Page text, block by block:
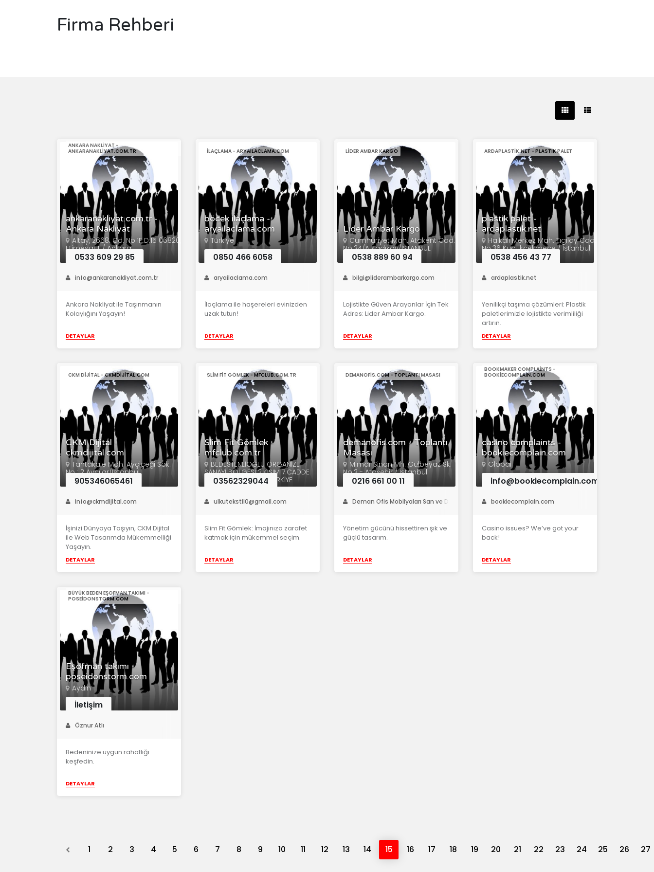
Firma Rehberi
ankaranakliyat.com.tr -
Ankara Nakliyat
ANKARA NAKLIYAT -
ANKARANAKLIYAT.COM.TR
Altay, 2668. Cd. No:1F D:15 06820,
Etimesgut / Ankara
0533 609 29 85
info@ankaranakliyat.com.tr
Ankara Nakliyat ile Taşınmanın
Kolaylığını Yaşayın!
DETAYLAR
böcek ilaçlama -
aryailaclama.com
ILAÇLAMA - ARYAILACLAMA.COM
Türkiye
0850 466 6058
aryailaclama.com
İlaçlama ile haşereleri evinizden
uzak tutun!
DETAYLAR
Lider Ambar Kargo
LIDER AMBAR KARGO
Cumhuriyet Mah. Atakent Cad.
No:24/A Kadıköy/İSTANBUL
0538 889 60 94
bilgi@liderambarkargo.com
Lojistikte Güven Arayanlar İçin Tek
Adres: Lider Ambar Kargo.
DETAYLAR
plastik palet -
ardaplastik.net
ARDAPLASTIK.NET - PLASTIK PALET
Halkalı Merkez Mah. Tıgılay Cad.
No:36 Küçükçekmece / İstanbul
0538 456 43 77
ardaplastik.net
Yenilikçi taşıma çözümleri: Plastik
paletlerimizle lojistikte verimliliği
artırın.
DETAYLAR
CKM Dijital -
ckmdijital.com
CKM DIJITAL - CKMDIJITAL.COM
Tahtakale Mah. Ayçiçeği Sok.
No : 2 Avcılar/İstanbul
905346065461
info@ckmdijital.com
İşinizi Dünyaya Taşıyın, CKM Dijital
ile Web Tasarımda Mükemmelliği
Yaşayın.
DETAYLAR
Slim Fit Gömlek -
mfclub.com.tr
SLIM FIT GÖMLEK - MFCLUB.COM.TR
BEDESTENLİOĞLU ORGANİZE
SANAYİ BÖLGESİ 2.KISIM 7.CADDE
16/1 MERKEZ/TOKAT/TÜRKİYE
03562329044
ulkutekstil0@gmail.com
Slim Fit Gömlek: İmajınıza zarafet
katmak için mükemmel seçim.
DETAYLAR
demanofis.com - Toplantı
Masası
DEMANOFIS.COM - TOPLANTI MASASI
Mimar Sinan Mh. Gülbeyaz Sk.
No:2 - Ataşehir / İstanbul
0216 661 00 11
Deman Ofis Mobilyaları San ve Dış Tic. LTD. ŞTİ
Yönetim gücünü hissettiren şık ve
güçlü tasarım.
DETAYLAR
casino complaints -
bookiecomplain.com
BOOKMAKER COMPLAINTS -
BOOKIECOMPLAIN.COM
Global
info@bookiecomplain.com
bookiecomplain.com
Casino issues? We’ve got your
back!
DETAYLAR
Eşofman takımı -
poseidonstorm.com
BÜYÜK BEDEN EŞOFMAN TAKIMI -
POSEIDONSTORM.COM
Aydın
İletişim
Öznur Atlı
Bedeninize uygun rahatlığı
keşfedin.
DETAYLAR
Previous
1 2 3 4 5 6 7 8 9 10 11 12 13 14 15 16 17 18 19 20 21 22 23 24 25 26 27